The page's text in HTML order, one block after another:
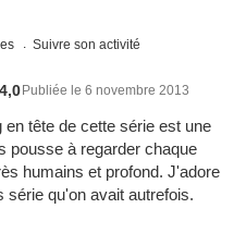
Suivre son activité
4,0Publiée le 6 novembre 2013
en tête de cette série est une
pousse à regarder chaque
humains et profond. J'adore
série qu'on avait autrefois.